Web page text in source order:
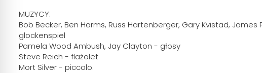
MUZYCY:
Bob Becker, Ben Harms, Russ Hartenberger, Gary Kvistad,
glockenspiel
Pamela Wood Ambush, Jay Clayton - głosy
Steve Reich - flażolet
Mort Silver - piccolo.